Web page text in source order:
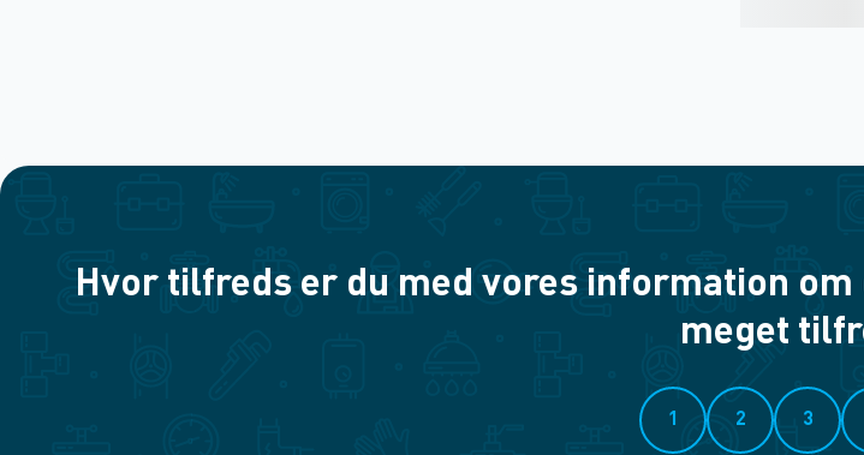
Hvor tilfreds er du med vores information
meget
1 2 3